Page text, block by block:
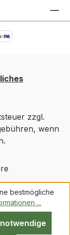
zzgl.
wenn
bestmögliche
...